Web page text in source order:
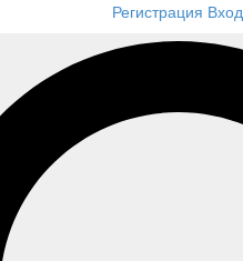
Регистрация Вход